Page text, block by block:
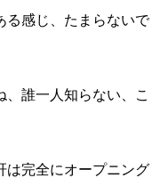
る感じ、たまらないで
誰一人知らない、こ
は完全にオープニング